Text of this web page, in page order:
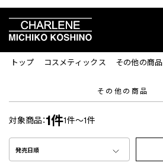
トップ コスメティックス その他の商品
その他の商品
対象商品：1件1件～1件
発売日順